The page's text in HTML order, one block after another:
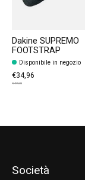
Dakine SUPREMO
FOOTSTRAP
Disponibile in negozio
€34,96
€49,95
Società